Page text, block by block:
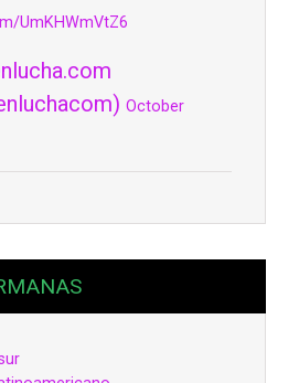
UmKHWmVtZ6
October